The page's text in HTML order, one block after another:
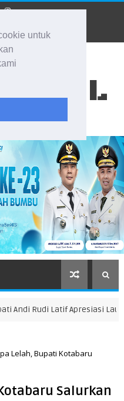
untuk
Arah
Rudi Latif Apresiasi
Lelah, Bupati Kotabaru
Salurkan